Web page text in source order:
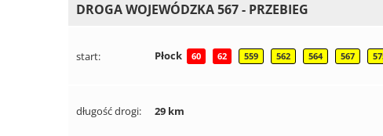
DROGA WOJEWÓDZKA 567 - PRZEBIEG
start: Płock 60 62 559 562 564 567
długość drogi: 29 km